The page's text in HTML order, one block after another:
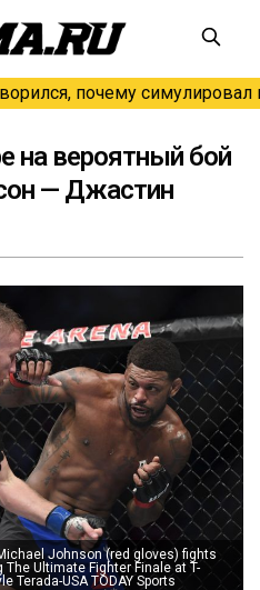
почему симулировал
на вероятный бой
— Джастин
Johnson (red gloves) fights
Ultimate Fighter Finale at T-
Terada-USA TODAY Sports